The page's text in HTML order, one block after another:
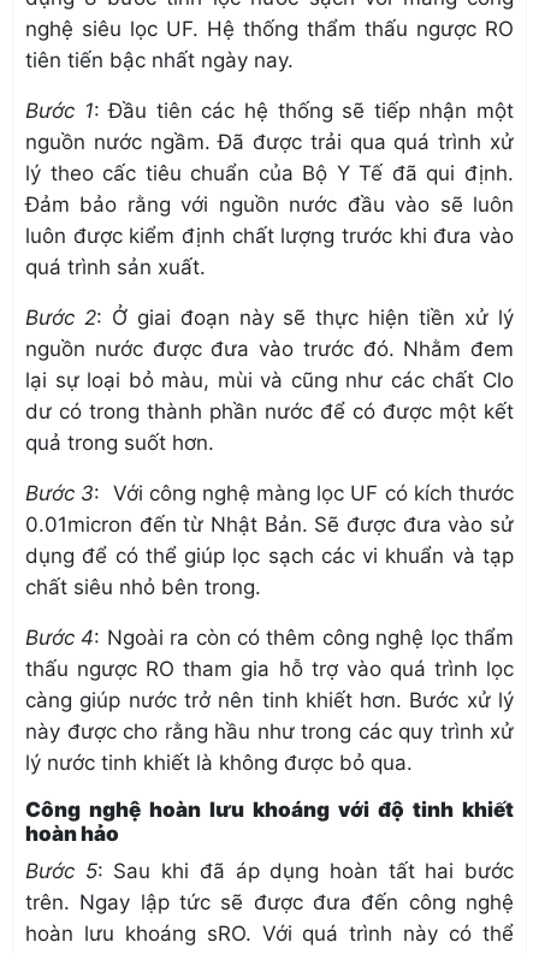
nghệ siêu lọc UF. Hệ thống thẩm thấu ngược RO
tiên tiến bậc nhất ngày nay.
Bước 1: Đầu tiên các hệ thống sẽ tiếp nhận một
nguồn nước ngầm. Đã được trải qua quá trình xử
lý theo cấc tiêu chuẩn của Bộ Y Tế đã qui định.
Đảm bảo rằng với nguồn nước đầu vào sẽ luôn
luôn được kiểm định chất lượng trước khi đưa vào
quá trình sản xuất.
Bước 2: Ở giai đoạn này sẽ thực hiện tiền xử lý
nguồn nước được đưa vào trước đó. Nhằm đem
lại sự loại bỏ màu, mùi và cũng như các chất Clo
dư có trong thành phần nước để có được một kết
quả trong suốt hơn.
Bước 3: Với công nghệ màng lọc UF có kích thước
0.01micron đến từ Nhật Bản. Sẽ được đưa vào sử
dụng để có thể giúp lọc sạch các vi khuẩn và tạp
chất siêu nhỏ bên trong.
Bước 4: Ngoài ra còn có thêm công nghệ lọc thẩm
thấu ngược RO tham gia hỗ trợ vào quá trình lọc
càng giúp nước trở nên tinh khiết hơn. Bước xử lý
này được cho rằng hầu như trong các quy trình xử
lý nước tinh khiết là không được bỏ qua.
Công nghệ hoàn lưu khoáng với độ tinh khiết
hoàn hảo
Bước 5: Sau khi đã áp dụng hoàn tất hai bước
trên. Ngay lập tức sẽ được đưa đến công nghệ
hoàn lưu khoáng sRO. Với quá trình này có thể